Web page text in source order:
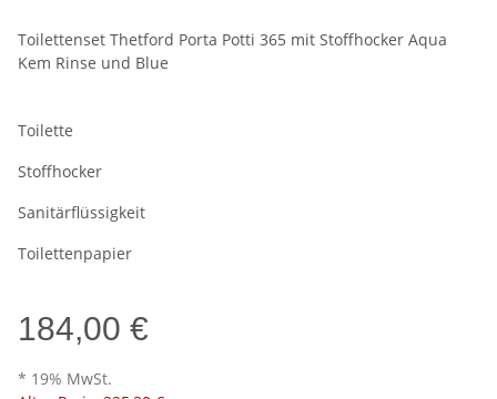
Toilettenset Thetford Porta Potti 365 mit Stoffhocker Aqua
Kem Rinse und Blue
Toilette
Stoffhocker
Sanitärflüssigkeit
Toilettenpapier
184,00 €
* 19% MwSt.